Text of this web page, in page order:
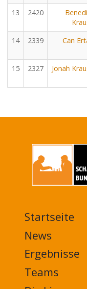
13 2420
14 2339 Can
15 2327 Jonah
MAIN
NAVIGATION
FOOTER
Startseite
News
Ergebnisse
Teams